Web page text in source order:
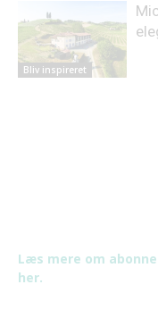
Bliv inspireret
Læs mere om
her.